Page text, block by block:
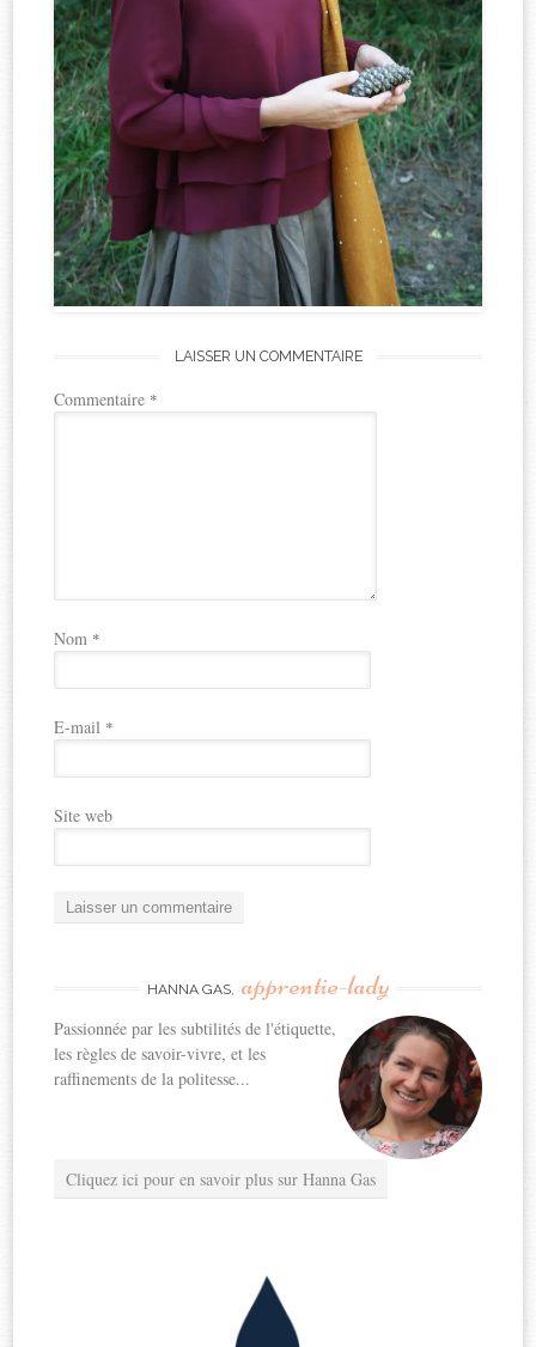
LAISSER UN COMMENTAIRE
Commentaire *
Nom *
E-mail *
Site web
HANNA GAS, apprentie-lady
Passionnée par les subtilités de l'étiquette,
les règles de savoir-vivre, et les
raffinements de la politesse...
Cliquez ici pour en savoir plus sur Hanna Gas